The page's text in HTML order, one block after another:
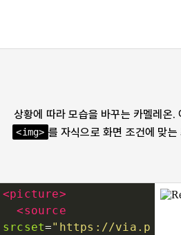
progress
rp
상황에 따라 모습을 바꾸는 카멜레온.
<img> 를 자식으로 화면 조건에 맞
<picture>
<source
srcset="https://via.p